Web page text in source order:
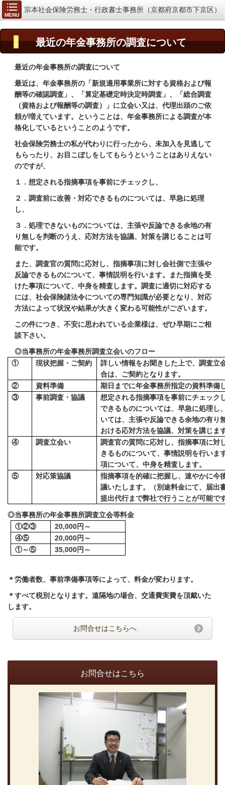
MENU
宗本社会保険労務士・行政書士事務所（京都府京都市下京区）
最近の年金事務所の調査について
最近の年金事務所の調査について
最近は、年金事務所の「新規適用事業所に対する資格および報
酬等の確認調査」、「算定基礎定時決定時調査」、「総合調査
（資格および報酬等の調査）」に立会い又は、代理出頭のご依
頼が増えています。ということは、年金事務所による調査が本
格化しているということのようです。
社会保険労務士の私が代わりに行ったから、未加入を見逃して
もらったり、お目こぼしをしてもらうということはありえない
のですが、
１．想定される指摘事項を事前にチェックし、
２．調査前に改善・対応できるものについては、早急に処理
し、
３．処理できないものについては、主張や反論できる余地の有
り無しを判断のうえ、応対方法を協議、対策を講じることは可
能です。
また、調査官の質問に応対し、指摘事項に対し会社側で主張や
反論できるものについて、事情説明を行います。また指摘を受
けた事項について、中身を精査します。調査に適切に対応する
には、社会保険諸法令についての専門知識が必要となり、対応
方法によって状況や結果が大きく変わる可能性がございます。
この件につき、不安に思われている企業様は、ぜひ早期にご相
談下さい。
◎当事務所の年金事務所調査立会いのフロー
①
現状把握・ご契約
詳しい情報をお聞きした上で、調査立
合は、ご契約となります。
②
資料準備
期日までに年金事務所指定の資料準備
③
事前調査・協議
想定される指摘事項を事前にチェック
できるものについては、早急に処理し
いては、主張や反論できる余地の有
おける応対方法を協議、対策を講じま
④
調査立会い
調査官の質問に応対し、指摘事項に対
きるものについて、事情説明を行いま
項について、中身を精査します。
⑤
対応策協議
指摘事項を的確に把握し、速やかに今
議いたします。（別途料金にて、届出
提出代行まで弊社で行うことが可能で
◎当事務所の年金事務所調査立会等料金
①②③
20,000円～
④⑤
20,000円～
①～⑤
35,000円～
＊労働者数、事前準備事項等によって、料金が変わります。
＊すべて税別となります。遠隔地の場合、交通費実費を頂戴いた
します。
お問合せはこちらへ
お問合せはこちら